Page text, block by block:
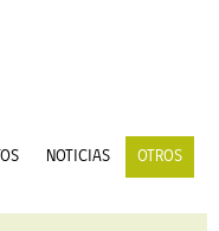
NOTICIAS OTROS